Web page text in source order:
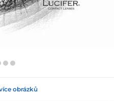
obrázků